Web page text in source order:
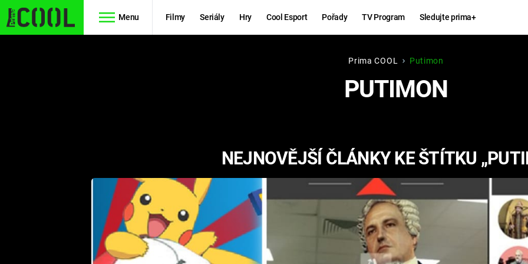
Menu Filmy Seriály Hry Cool Esport Pořady TV Program Sledujte prima+
FUTURAMA
RYCHLE A
ZBĚSILE 10
PREDÁTOR
Hry
KINGDOM
COME:
DELIVERANCE
ESPORT
CHUCK
NORRIS
Prima COOL Putimon
PUTIMON
NEJNOVĚJŠÍ ČLÁNKY KE ŠTÍTKU